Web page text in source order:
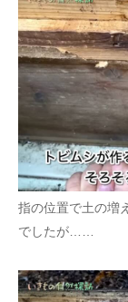
指の位置で土の増
でしたが……